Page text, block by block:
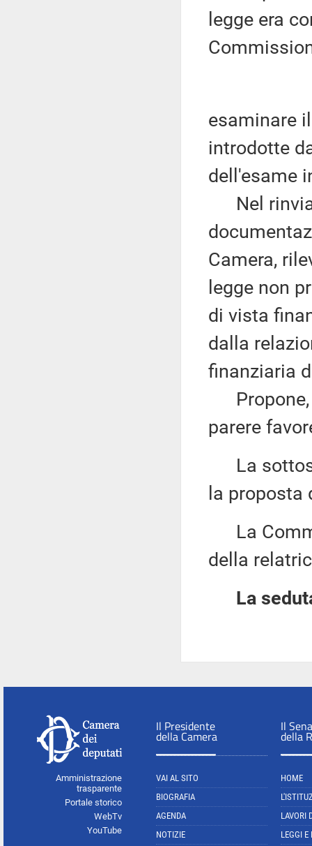
legge era
esaminare
introdotte
dell'esame
Nel
Camera,
legge non
di vista
dalla
finanziaria
Propone,
parere
La
la
La
della
La
Amministrazione
trasparente
Portale storico
WebTv
YouTube
Il Presidente
della Camera
VAI AL SITO
BIOGRAFIA
AGENDA
NOTIZIE
Il
della
HOME
LAVORI
LEGGI E